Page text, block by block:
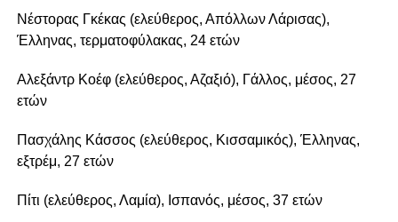
Νέστορας Γκέκας (ελεύθερος, Απόλλων Λάρισας),
Έλληνας, τερματοφύλακας, 24 ετών
Αλεξάντρ Κοέφ (ελεύθερος, Αζαξιό), Γάλλος, μέσος, 27
ετών
Πασχάλης Κάσσος (ελεύθερος, Κισσαμικός), Έλληνας,
εξτρέμ, 27 ετών
Πίτι (ελεύθερος, Λαμία), Ισπανός, μέσος, 37 ετών